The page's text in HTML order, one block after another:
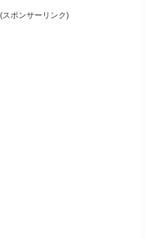
(スポンサーリンク)